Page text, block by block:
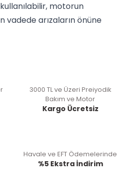
motorun
vadede arızaların önüne
3000 TL ve Üzeri Preiyodik
Bakım ve Motor
Kargo Ücretsiz
Havale ve EFT Ödemelerinde
%5 Ekstra İndirim